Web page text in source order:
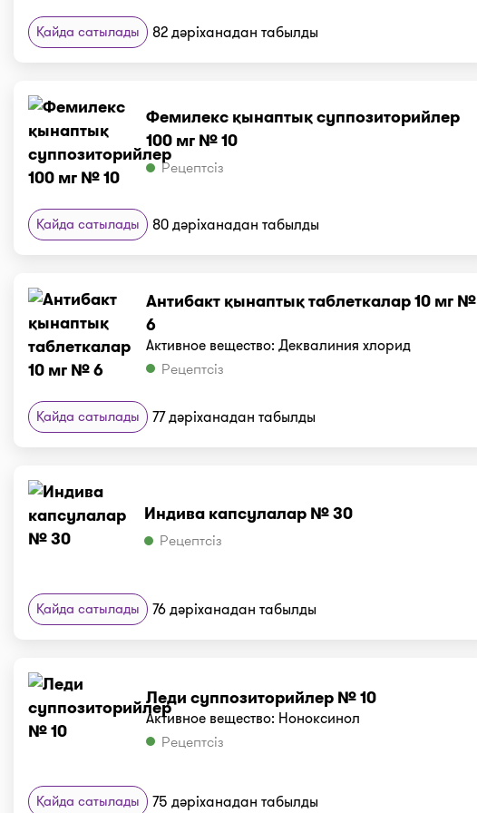
Қайда сатылады 82 дәріханадан табылды
Фемилекс қынаптық суппозиторийлер
100 мг № 10
Рецептсіз
Қайда сатылады 80 дәріханадан табылды
Антибакт қынаптық таблеткалар 10 мг №
6
Активное вещество: Деквалиния хлорид
Рецептсіз
Қайда сатылады 77 дәріханадан табылды
Индива капсулалар № 30
Рецептсіз
Қайда сатылады 76 дәріханадан табылды
Леди суппозиторийлер № 10
Активное вещество: Ноноксинол
Рецептсіз
Қайда сатылады 75 дәріханадан табылды